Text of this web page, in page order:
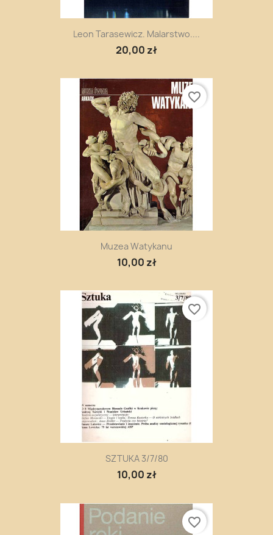
Leon Tarasewicz. Malarstwo....
20,00 zł
Muzea Watykanu
10,00 zł
favorite_border
SZTUKA 3/7/80
10,00 zł
favorite_border
favorite_border